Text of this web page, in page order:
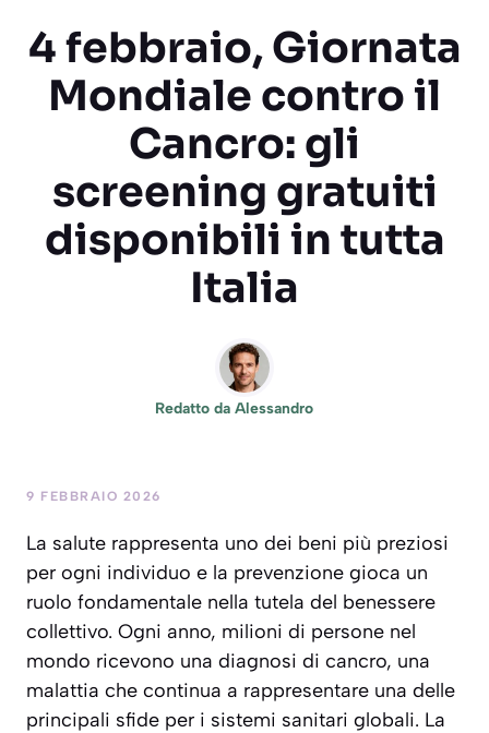
4 febbraio, Giornata
Mondiale contro il
Cancro: gli
screening gratuiti
disponibili in tutta
Italia
Redatto da Alessandro
9 FEBBRAIO 2026
La salute rappresenta uno dei beni più preziosi
per ogni individuo e la prevenzione gioca un
ruolo fondamentale nella tutela del benessere
collettivo. Ogni anno, milioni di persone nel
mondo ricevono una diagnosi di cancro, una
malattia che continua a rappresentare una delle
principali sfide per i sistemi sanitari globali. La